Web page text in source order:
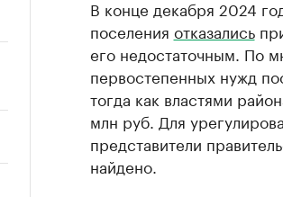
В конце декабря 2024
поселения отказались
его недостаточным. По
первостепенных нужд
тогда как властями
млн руб. Для
представители
найдено.